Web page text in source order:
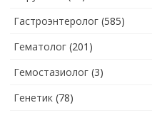
Гастроэнтеролог (585)
Гематолог (201)
Гемостазиолог (3)
Генетик (78)